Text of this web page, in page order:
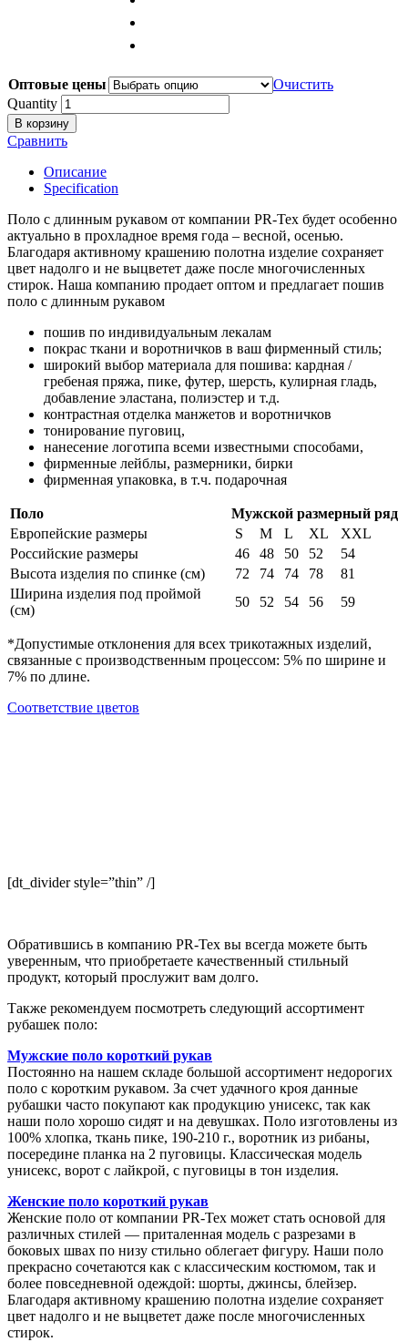
Оптовые цены
Очистить
Quantity
В корзину
Сравнить
Описание
Specification
Поло с длинным рукавом от компании PR-Tex будет особенно
актуально в прохладное время года – весной, осенью.
Благодаря активному крашению полотна изделие сохраняет
цвет надолго и не выцветет даже после многочисленных
стирок. Наша компанию продает оптом и предлагает пошив
поло с длинным рукавом
пошив по индивидуальным лекалам
покрас ткани и воротничков в ваш фирменный стиль;
широкий выбор материала для пошива: кардная /
гребеная пряжа, пике, футер, шерсть, кулирная гладь,
добавление эластана, полиэстер и т.д.
контрастная отделка манжетов и воротничков
тонирование пуговиц,
нанесение логотипа всеми известными способами,
фирменные лейблы, размерники, бирки
фирменная упаковка, в т.ч. подарочная
Поло
Мужской размерный ряд
Европейские размеры
S M L XL
XXL
Российские размеры
46 48 50 52
54
Высота изделия по спинке (см)
72 74 74 78
81
Ширина изделия под проймой
(см)
50 52 54 56 59
*Допустимые отклонения для всех трикотажных изделий,
связанные с производственным процессом: 5% по ширине и
7% по длине.
Cоответствие цветов
[dt_divider style=”thin” /]
Обратившись в компанию PR-Tex вы всегда можете быть
уверенным, что приобретаете качественный стильный
продукт, который прослужит вам долго.
Также рекомендуем посмотреть следующий ассортимент
рубашек поло:
Мужские поло короткий рукав
Постоянно на нашем складе большой ассортимент недорогих
поло с коротким рукавом. За счет удачного кроя данные
рубашки часто покупают как продукцию унисекс, так как
наши поло хорошо сидят и на девушках. Поло изготовлены из
100% хлопка, ткань пике, 190-210 г., воротник из рибаны,
посередине планка на 2 пуговицы. Классическая модель
унисекс, ворот с лайкрой, с пуговицы в тон изделия.
Женские поло короткий рукав
Женские поло от компании PR-Tex может стать основой для
различных стилей — приталенная модель с разрезами в
боковых швах по низу стильно облегает фигуру. Наши поло
прекрасно сочетаются как с классическим костюмом, так и
более повседневной одеждой: шорты, джинсы, блейзер.
Благодаря активному крашению полотна изделие сохраняет
цвет надолго и не выцветет даже после многочисленных
стирок.